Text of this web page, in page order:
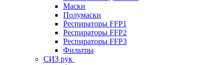
Маски
Полумаски
Респираторы FFP1
Респираторы FFP2
Респираторы FFP3
Фильтры
СИЗ рук